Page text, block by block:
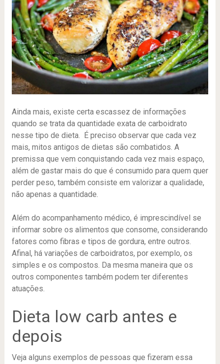
Ainda mais, existe certa escassez de informações
quando se trata da quantidade exata de carboidrato
nesse tipo de dieta. É preciso observar que cada vez
mais, mitos antigos de dietas são combatidos. A
premissa que vem conquistando cada vez mais espaço,
além de gastar mais do que é consumido para quem quer
perder peso, também consiste em valorizar a qualidade,
não apenas a quantidade.
Além do acompanhamento médico, é imprescindível se
informar sobre os alimentos que consome, considerando
fatores como fibras e tipos de gordura, entre outros.
Afinal, há variações de carboidratos, por exemplo, os
simples e os compostos. Da mesma maneira que os
outros componentes também podem ter diferentes
atuações.
Dieta low carb antes e
depois
Veja alguns exemplos de pessoas que fizeram essa